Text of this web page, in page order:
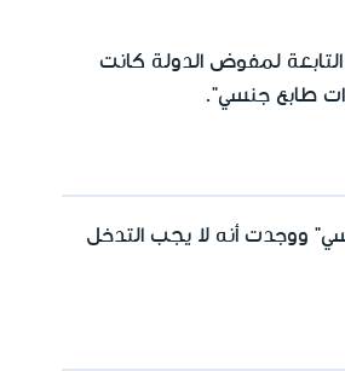
لمفوض الدولة كانت
طابع جنسي".
ووجدت أنه لا يجب التدخل